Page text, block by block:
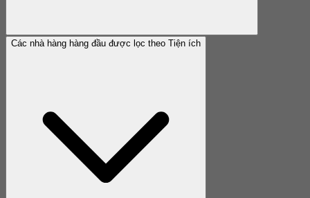
Các nhà hàng hàng đầu được lọc theo Tiện ích